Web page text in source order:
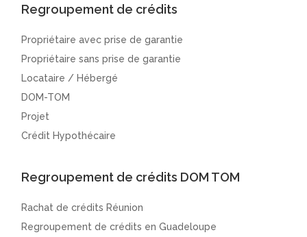
Regroupement de crédits
Propriétaire avec prise de garantie
Propriétaire sans prise de garantie
Locataire / Hébergé
DOM-TOM
Projet
Crédit Hypothécaire
Regroupement de crédits DOM TOM
Rachat de crédits Réunion
Regroupement de crédits en Guadeloupe